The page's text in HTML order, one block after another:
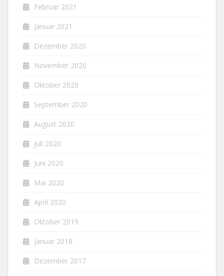
Februar 2021
Januar 2021
Dezember 2020
November 2020
Oktober 2020
September 2020
August 2020
Juli 2020
Juni 2020
Mai 2020
April 2020
Oktober 2019
Januar 2018
Dezember 2017